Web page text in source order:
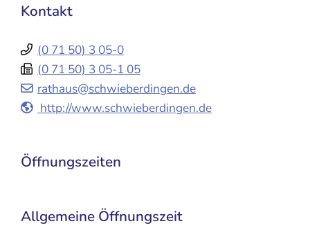
Kontakt
(0 71 50) 3 05-0
(0 71 50) 3 05-1 05
rathaus@schwieberdingen.de
http://www.schwieberdingen.de
Öffnungszeiten
Allgemeine Öffnungszeit